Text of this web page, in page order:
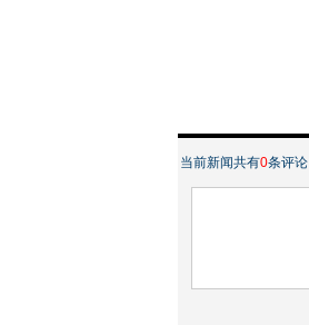
当前新闻共有0条评论